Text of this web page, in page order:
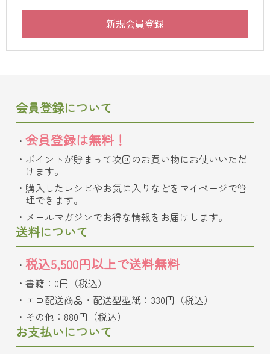
会員登録について
会員登録は無料！
ポイントが貯まって次回のお買い物にお使いいただ
けます。
購入したレシピやお気に入りなどをマイページで管
理できます。
メールマガジンでお得な情報をお届けします。
送料について
税込5,500円以上で送料無料
書籍：0円（税込）
エコ配送商品・配送型型紙：330円（税込）
その他：880円（税込）
お支払いについて